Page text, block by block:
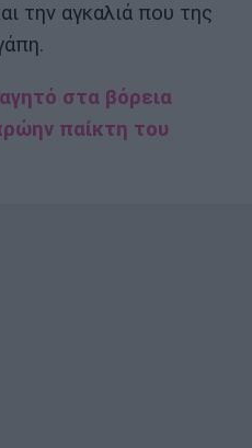
την αγκαλιά που της
στα βόρεια
παίκτη του